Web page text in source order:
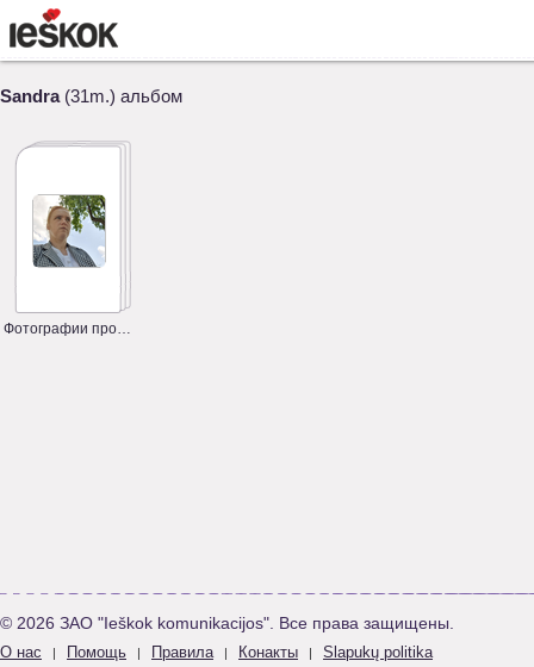
Sandra(31m.) альбом
Фотографии профиля
© 2026 ЗАО "Ieškok komunikacijos". Все права защищены.
О нас | Помощь | Правила | Конакты | Slapukų politika